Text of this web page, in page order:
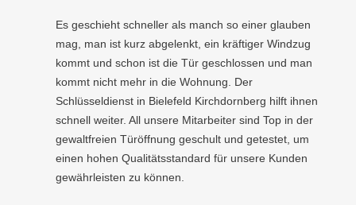
Es geschieht schneller als manch so einer glauben
mag, man ist kurz abgelenkt, ein kräftiger Windzug
kommt und schon ist die Tür geschlossen und man
kommt nicht mehr in die Wohnung. Der
Schlüsseldienst in Bielefeld Kirchdornberg hilft ihnen
schnell weiter. All unsere Mitarbeiter sind Top in der
gewaltfreien Türöffnung geschult und getestet, um
einen hohen Qualitätsstandard für unsere Kunden
gewährleisten zu können.